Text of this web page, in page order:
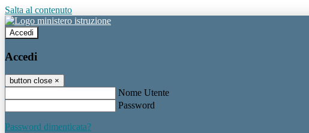
Salta al contenuto
Accedi
Accedi
button close ×
Nome Utente
Password
Password dimenticata?